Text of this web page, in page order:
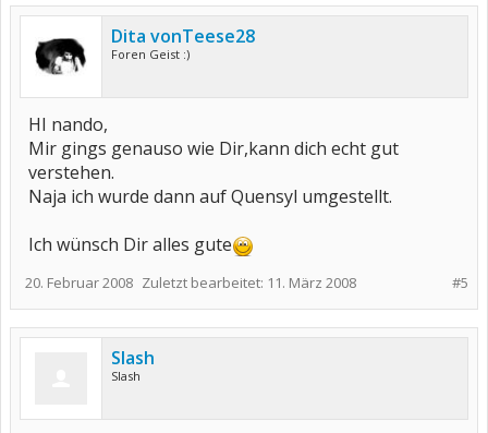
Dita vonTeese28
Foren Geist :)
HI nando,
Mir gings genauso wie Dir,kann dich echt gut
verstehen.
Naja ich wurde dann auf Quensyl umgestellt.
Ich wünsch Dir alles gute
#5
20. Februar 2008 Zuletzt bearbeitet: 11. März 2008
Slash
Slash